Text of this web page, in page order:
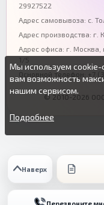
Наверх
Перезвоните
+7 (844) 261-36-12
29927522
Адрес самовывоза: с.
Адрес производства: г.
Адрес офиса: г. Москва,
1/5
Основной телефон:
+7
© 2010-2026
Мы используем cookie-
вам возможность
нашим сервисом.
Вы можете подробнее
источниках или
Продолжая
настроек вы даете
Подробнее